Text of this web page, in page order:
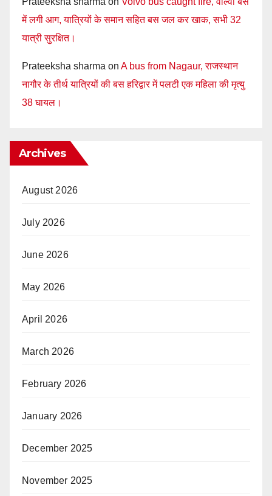
में लगी आग, यात्रियों के समान सहित बस जल कर खाक, सभी 32
यात्री सुरक्षित।
Prateeksha sharma on A bus from Nagaur, राजस्थान
नागौर के तीर्थ यात्रियों की बस हरिद्वार में पलटी एक महिला की मृत्यु
38 घायल।
Archives
August 2026
July 2026
June 2026
May 2026
April 2026
March 2026
February 2026
January 2026
December 2025
November 2025